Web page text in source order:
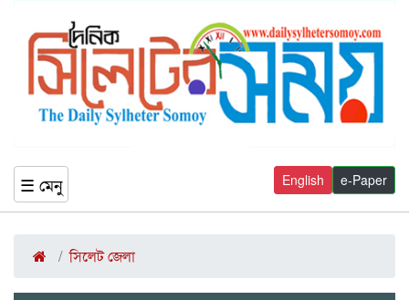
☰ মেনু e-Paper
English
সিলেট জেলা